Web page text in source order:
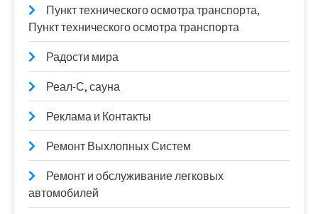
Пункт технического осмотра транспорта,
Пункт технического осмотра транспорта
Радости мира
Реал-С, сауна
Реклама и Контакты
Ремонт Выхлопных Систем
Ремонт и обслуживание легковых
автомобилей